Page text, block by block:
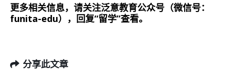
更多相关信息，请关注泛意教育公众号（微信号：
funita-edu），回复“留学”查看。
分享此文章